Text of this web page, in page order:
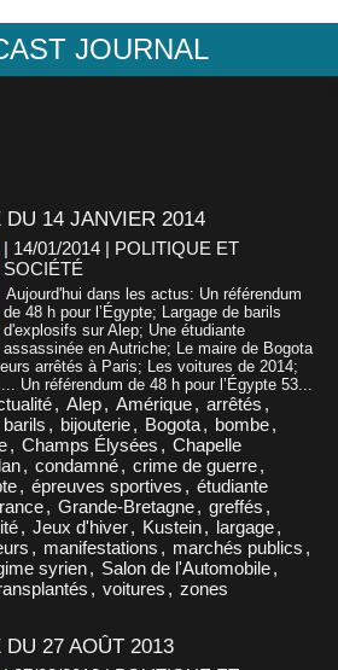
JOURNAL
DU 14 JANVIER 2014
| 14/01/2014 | POLITIQUE ET
SOCIÉTÉ
Aujourd'hui dans les actus: Un référendum
de 48 h pour l’Égypte; Largage de barils
d'explosifs sur Alep; Une étudiante
assassinée en Autriche; Le maire de Bogota
arrêtés à Paris; Les voitures de 2014;
Un référendum de 48 h pour l’Égypte 53...
, Alep, Amérique, arrêtés ,
barils , bijouterie, Bogota, bombe,
, Champs Élysées , Chapelle
, condamné, crime de guerre,
, épreuves sportives , étudiante
, Grande-Bretagne, greffés ,
, Jeux d'hiver, Kustein, largage,
, manifestations , marchés publics ,
syrien, Salon de l'Automobile,
, voitures , zones
27 AOÛT 2013